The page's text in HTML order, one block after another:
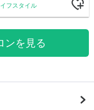
フスタイル
ンを見る